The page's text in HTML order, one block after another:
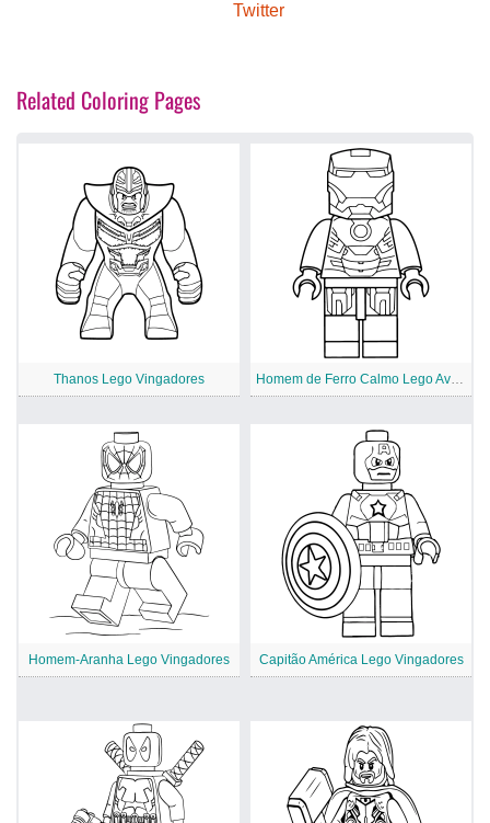
Twitter
Related Coloring Pages
Thanos Lego Vingadores Homem de Ferro Calmo Lego Avengers
Homem-Aranha Lego Vingadores Capitão América Lego Vingadores